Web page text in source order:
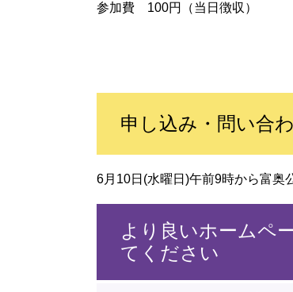
参加費 100円（当日徴収）
申し込み・問い合
6月10日(水曜日)午前9時から富
より良いホームペ
てください